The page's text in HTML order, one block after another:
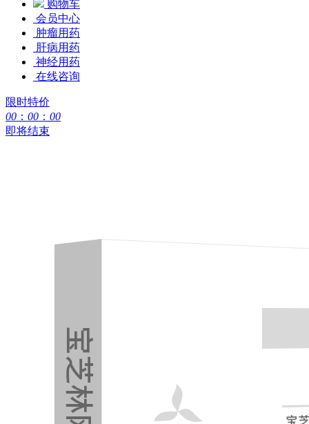
购物车
会员中心
肿瘤用药
肝病用药
神经用药
在线咨询
限时特价
00 ： 00 ： 00
即将结束